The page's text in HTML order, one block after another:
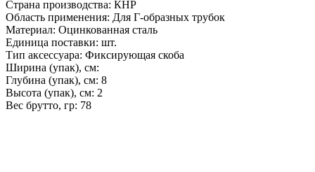
Страна производства: КНР
Область применения: Для Г-образных трубок
Материал: Оцинкованная сталь
Единица поставки: шт.
Тип аксессуара: Фиксирующая скоба
Ширина (упак), см:
Глубина (упак), см: 8
Высота (упак), см: 2
Вес брутто, гр: 78